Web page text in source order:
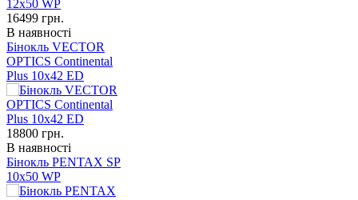
16499 грн.
В наявності
Бінокль VECTOR
OPTICS Continental
Plus 10x42 ED
18800 грн.
В наявності
Бінокль PENTAX SP
10x50 WP